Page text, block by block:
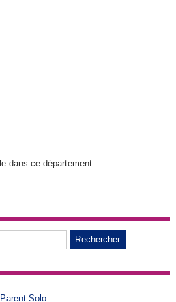
dans ce département.
Parent Solo